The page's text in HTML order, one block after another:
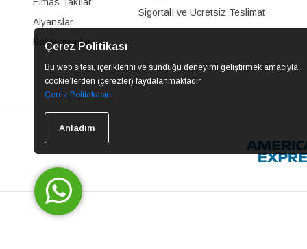
Çerez Politikası
Bu web sitesi, içeriklerini ve sunduğu deneyimi geliştirmek amacıyla
cookie’lerden (çerezler) faydalanmaktadır.
Çerez Politakasını
Anladım
Elmas Takılar
Alyanslar
Koleksiyonlar
Sigortalı ve Ücretsiz Teslimat